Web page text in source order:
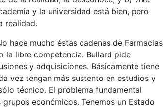
y la universidad está bien, pero
realidad.
hace mucho éstas cadenas de Farmacias
la libre competencia. Bullard pide
y adquisiciones. Básicamente tiene
vez tengan más sustento en estudios y
técnico. El problema fundamental
económicos. Tenemos un Estado